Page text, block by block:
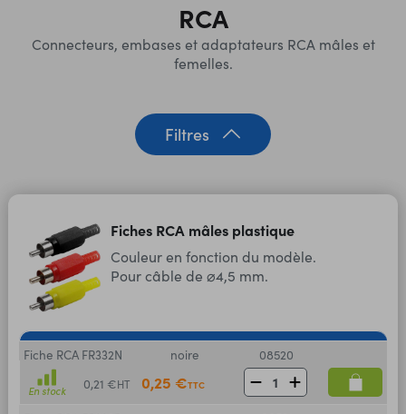
RCA
Connecteurs, embases et adaptateurs RCA mâles et
femelles.
Filtres
Fiches RCA mâles plastique
Couleur en fonction du modèle.
Pour câble de ⌀4,5 mm.
Fiche RCA FR332N noire 08520
En stock 0,21 €HT 0,25 €TTC